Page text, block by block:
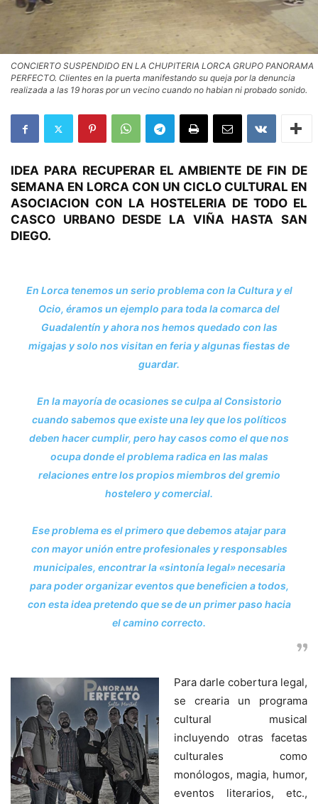
CONCIERTO SUSPENDIDO EN LA CHUPITERIA LORCA GRUPO PANORAMA
PERFECTO. Clientes en la puerta manifestando su queja por la denuncia
realizada a las 19 horas por un vecino cuando no habian ni probado sonido.
IDEA PARA RECUPERAR EL AMBIENTE DE FIN DE
SEMANA EN LORCA CON UN CICLO CULTURAL EN
ASOCIACION CON LA HOSTELERIA DE TODO EL
CASCO URBANO DESDE LA VIÑA HASTA SAN
DIEGO.
En Lorca tenemos un serio problema con la Cultura y el
Ocio, éramos un ejemplo para toda la comarca del
Guadalentín y ahora nos hemos quedado con las
migajas y solo nos visitan en feria y algunas fiestas de
guardar.
En la mayoría de ocasiones se culpa al Consistorio
cuando sabemos que existe una ley que los políticos
deben hacer cumplir, pero hay casos como el que nos
ocupa donde el problema radica en las malas
relaciones entre los propios miembros del gremio
hostelero y comercial.
Ese problema es el primero que debemos atajar para
con mayor unión entre profesionales y responsables
municipales, encontrar la «sintonía legal» necesaria
para poder organizar eventos que beneficien a todos,
con esta idea pretendo que se de un primer paso hacia
el camino correcto.
Para darle cobertura legal,
se crearia un programa
cultural musical
incluyendo otras facetas
culturales como
monólogos, magia, humor,
eventos literarios, etc.,